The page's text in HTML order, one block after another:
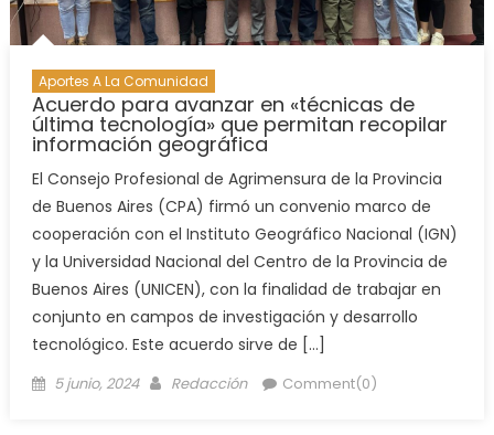
Aportes A La Comunidad
Acuerdo para avanzar en «técnicas de
última tecnología» que permitan recopilar
información geográfica
El Consejo Profesional de Agrimensura de la Provincia
de Buenos Aires (CPA) firmó un convenio marco de
cooperación con el Instituto Geográfico Nacional (IGN)
y la Universidad Nacional del Centro de la Provincia de
Buenos Aires (UNICEN), con la finalidad de trabajar en
conjunto en campos de investigación y desarrollo
tecnológico. Este acuerdo sirve de […]
5 junio, 2024 Redacción Comment(0)